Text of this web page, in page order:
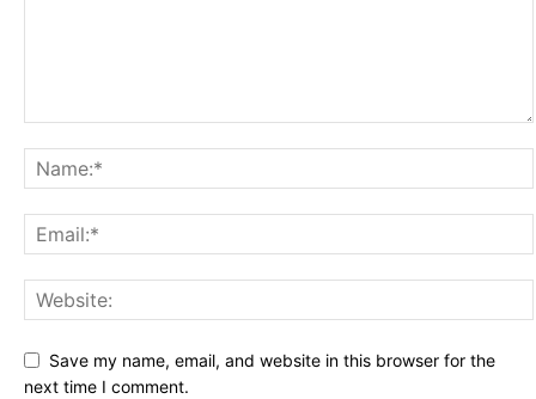
Save my name, email, and website in this browser for the
next time I comment.